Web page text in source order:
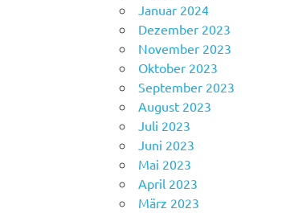
Januar 2024
Dezember 2023
November 2023
Oktober 2023
September 2023
August 2023
Juli 2023
Juni 2023
Mai 2023
April 2023
März 2023